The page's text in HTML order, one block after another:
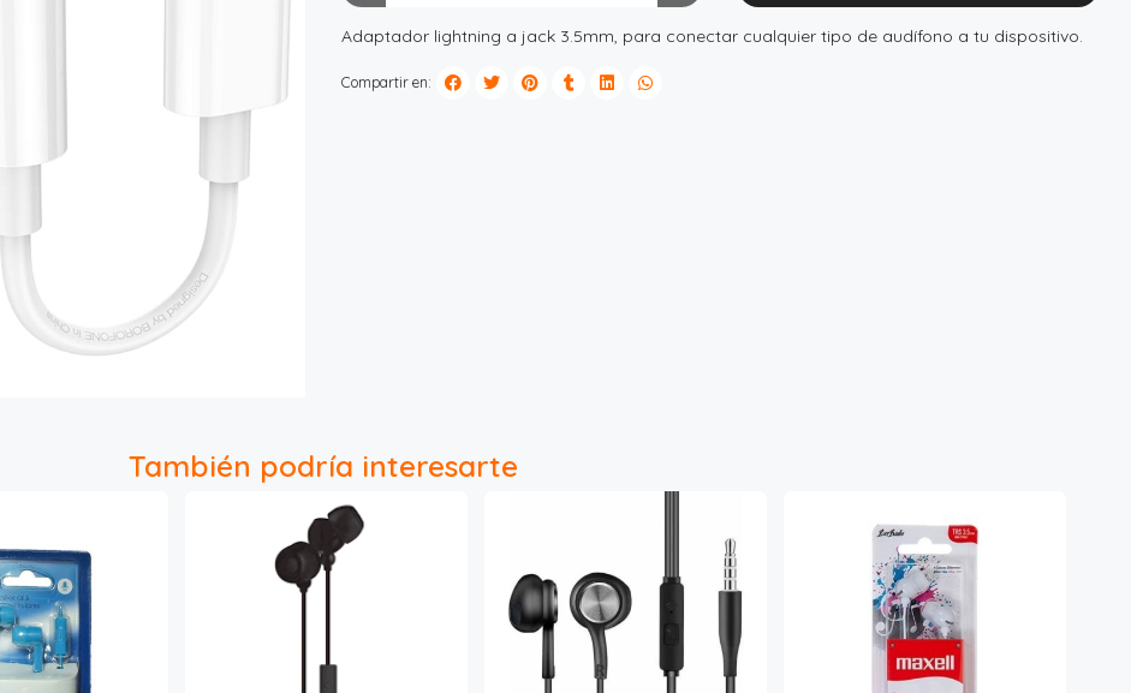
Adaptador lightning a jack 3.5mm, para conectar cualquier tipo de audífono a tu dispositivo.
Compartir en:
También podría interesarte